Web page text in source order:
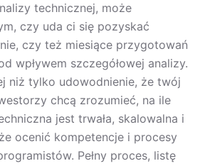
technicznej, może
czy uda ci się pozyskać
czy też miesiące przygotowań
wpływem szczegółowej analizy.
niż tylko udowodnienie, że twój
chcą zrozumieć, na ile
jest trwała, skalowalna i
ocenić kompetencje i procesy
Pełny proces, listę